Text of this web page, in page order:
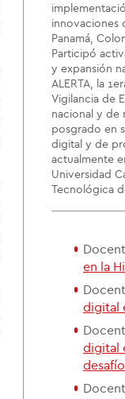
innovaciones
Panamá,
Participó
y expansión
ALERTA, la
Vigilancia de
nacional y de
posgrado en
digital y de
actualmente
Universidad
Tecnológica
en la
digital
digital